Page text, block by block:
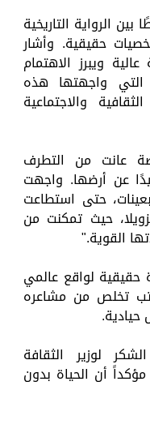
الرواية التاريخية
حقيقية. وأشار
ويبرز الاهتمام
التي واجهتها هذه
والاجتماعية
عانت من التطرف
عن أرضها. واجهت
حتى استطاعت
حيث تمكنت من
القوية."
لواقع عالمي
تخلص من مشاعره
لوزير الثقافة
أن الحياة بدون